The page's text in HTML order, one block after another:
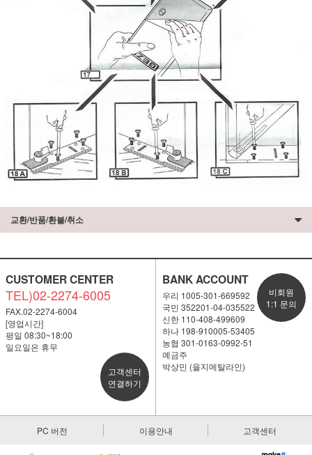
교환/반품/환불/취소
CUSTOMER CENTER
TEL)02-2274-6005
FAX.02-2274-6004
[영업시간]
평일 08:30~18:00
일요일은 휴무
고객센터
연결하기
BANK ACCOUNT
우리 1005-301-669592
국민 352201-04-035522
신한 110-408-499609
하나 198-910005-53405
농협 301-0163-0992-51
예금주
박상민 (을지메탈라인)
비회원
1:1 문의
PC 버전 이용안내 고객센터